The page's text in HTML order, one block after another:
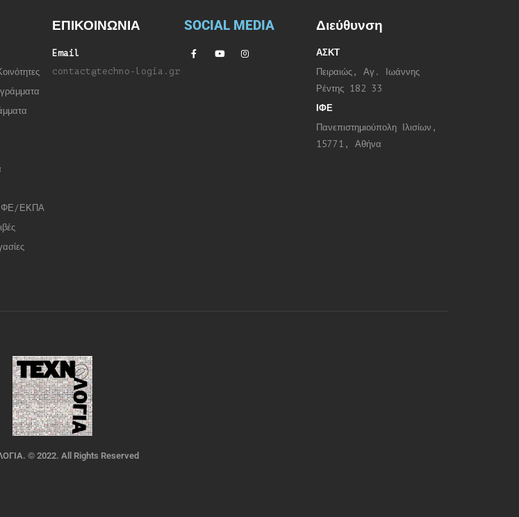
ΕΚΠΑ
ΕΠΙΚΟΙΝΩΝΙΑ
Email
contact@techno-logia.gr
SOCIAL MEDIA Διεύθυνση
ΑΣΚΤ
Πειραιώς, Αγ. Ιωάννης
Ρέντης 182 33
ΙΦΕ
Πανεπιστημιούπολη Ιλισίων,
15771, Αθήνα
© 2022. All Rights Reserved